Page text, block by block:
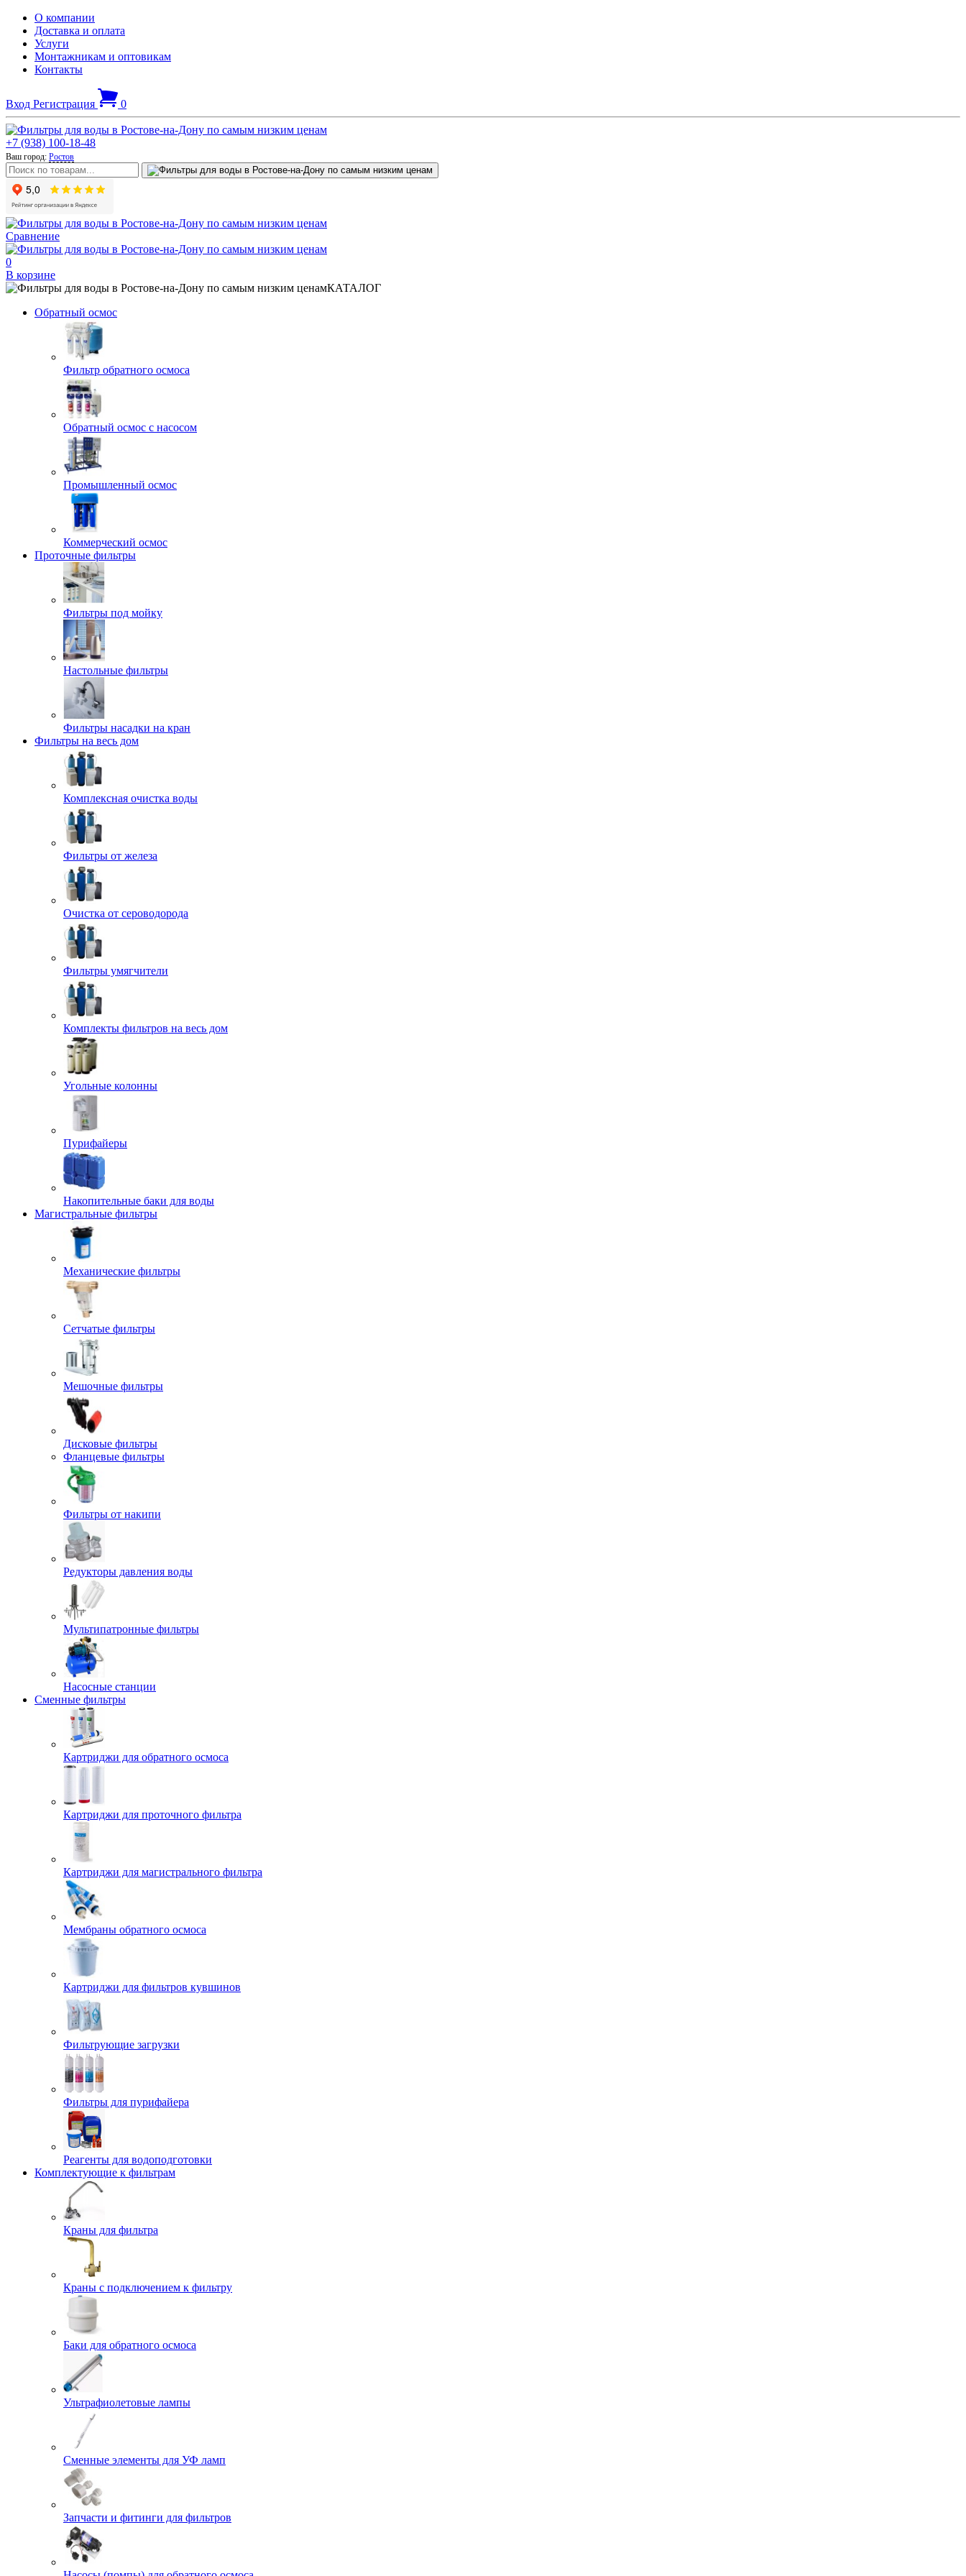
О компании
Доставка и оплата
Услуги
Монтажникам и оптовикам
Контакты
Вход Регистрация 0
+7 (938) 100-18-48
Ваш город: Ростов
Сравнение
0
В корзине
КАТАЛОГ
Обратный осмос
Фильтр обратного осмоса
Обратный осмос с насосом
Промышленный осмос
Коммерческий осмос
Проточные фильтры
Фильтры под мойку
Настольные фильтры
Фильтры насадки на кран
Фильтры на весь дом
Комплексная очистка воды
Фильтры от железа
Очистка от сероводорода
Фильтры умягчители
Комплекты фильтров на весь дом
Угольные колонны
Пурифайеры
Накопительные баки для воды
Магистральные фильтры
Механические фильтры
Сетчатые фильтры
Мешочные фильтры
Дисковые фильтры
Фланцевые фильтры
Фильтры от накипи
Редукторы давления воды
Мультипатронные фильтры
Насосные станции
Сменные фильтры
Картриджи для обратного осмоса
Картриджи для проточного фильтра
Картриджи для магистрального фильтра
Мембраны обратного осмоса
Картриджи для фильтров кувшинов
Фильтрующие загрузки
Фильтры для пурифайера
Реагенты для водоподготовки
Комплектующие к фильтрам
Краны для фильтра
Краны с подключением к фильтру
Баки для обратного осмоса
Ультрафиолетовые лампы
Сменные элементы для УФ ламп
Запчасти и фитинги для фильтров